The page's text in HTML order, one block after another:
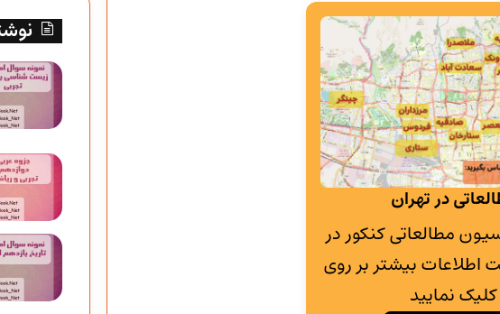
در تهران
پانسیون مطالعاتی کنکور در
بیشتر بر روی
نمایید